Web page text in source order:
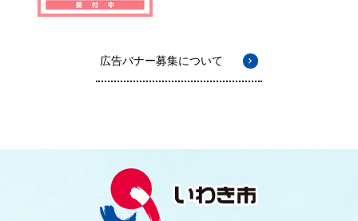
広告バナー募集について